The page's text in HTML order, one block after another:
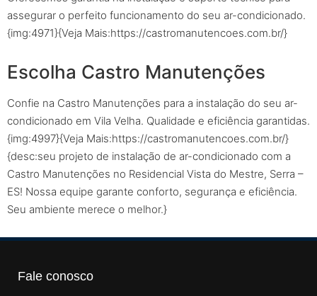
assegurar o perfeito funcionamento do seu ar-condicionado.
{img:4971}{Veja Mais:https://castromanutencoes.com.br/}
Escolha Castro Manutenções
Confie na Castro Manutenções para a instalação do seu ar-
condicionado em Vila Velha. Qualidade e eficiência garantidas.
{img:4997}{Veja Mais:https://castromanutencoes.com.br/}
{desc:seu projeto de instalação de ar-condicionado com a
Castro Manutenções no Residencial Vista do Mestre, Serra –
ES! Nossa equipe garante conforto, segurança e eficiência.
Seu ambiente merece o melhor.}
Fale conosco